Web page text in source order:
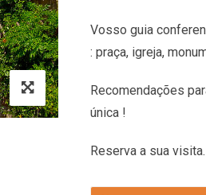
Vosso guia
: praça, igreja,
Recomendações
única !
Reserva a sua visita.